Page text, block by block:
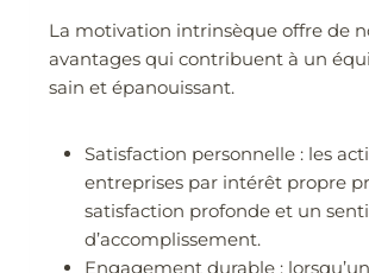
La motivation intrinsèque offre de
avantages qui contribuent à un
sain et épanouissant.
Satisfaction personnelle : les
entreprises par intérêt propre
satisfaction profonde et un
d’accomplissement.
Engagement durable :